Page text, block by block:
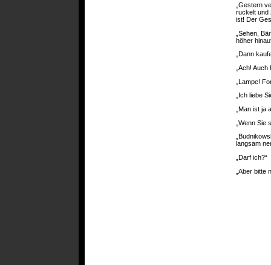
„Gestern
ruckelt und
ist! Der
„Sehen,
höher
„Dann
„Ach!
„Lampe!
„Ich liebe
„Man ist ja
„Wenn
langsam
„Darf ich?“
„Aber bitte